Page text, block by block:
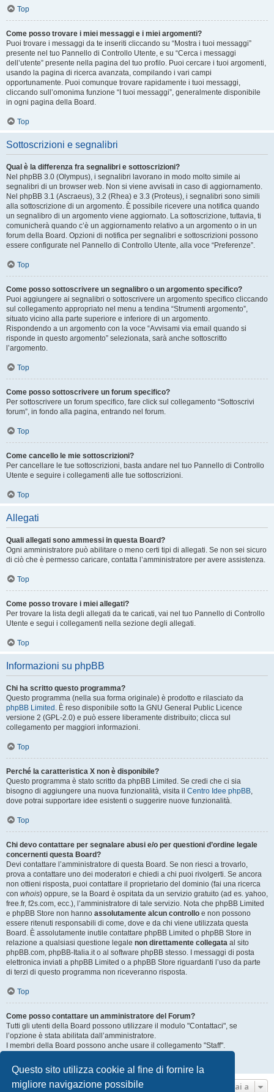
Questo sito utilizza cookie al fine di fornire la
migliore navigazione possibile
Top
Come posso trovare i miei messaggi e i miei argomenti?
Puoi trovare i messaggi da te inseriti cliccando su “Mostra i tuoi messaggi”
presente nel tuo Pannello di Controllo Utente, e su “Cerca i messaggi
dell’utente” presente nella pagina del tuo profilo. Puoi cercare i tuoi argomenti,
usando la pagina di ricerca avanzata, compilando i vari campi
opportunamente. Puoi comunque trovare rapidamente i tuoi messaggi,
cliccando sull’omonima funzione “I tuoi messaggi”, generalmente disponibile
in ogni pagina della Board.
Top
Sottoscrizioni e segnalibri
Qual è la differenza fra segnalibri e sottoscrizioni?
Nel phpBB 3.0 (Olympus), i segnalibri lavorano in modo molto simile ai
segnalibri di un browser web. Non si viene avvisati in caso di aggiornamento.
Nel phpBB 3.1 (Ascraeus), 3.2 (Rhea) e 3.3 (Proteus), i segnalibri sono simili
alla sottoscrizione di un argomento. È possibile ricevere una notifica quando
un segnalibro di un argomento viene aggiornato. La sottoscrizione, tuttavia, ti
comunicherà quando c’è un aggiornamento relativo a un argomento o in un
forum della Board. Opzioni di notifica per segnalibri e sottoscrizioni possono
essere configurate nel Pannello di Controllo Utente, alla voce “Preferenze”.
Top
Come posso sottoscrivere un segnalibro o un argomento specifico?
Puoi aggiungere ai segnalibri o sottoscrivere un argomento specifico cliccando
sul collegamento appropriato nel menu a tendina “Strumenti argomento”,
situato vicino alla parte superiore e inferiore di un argomento.
Rispondendo a un argomento con la voce “Avvisami via email quando si
risponde in questo argomento” selezionata, sarà anche sottoscritto
l’argomento.
Top
Come posso sottoscrivere un forum specifico?
Per sottoscrivere un forum specifico, fare click sul collegamento “Sottoscrivi
forum”, in fondo alla pagina, entrando nel forum.
Top
Come cancello le mie sottoscrizioni?
Per cancellare le tue sottoscrizioni, basta andare nel tuo Pannello di Controllo
Utente e seguire i collegamenti alle tue sottoscrizioni.
Top
Allegati
Quali allegati sono ammessi in questa Board?
Ogni amministratore può abilitare o meno certi tipi di allegati. Se non sei sicuro
di ciò che è permesso caricare, contatta l’amministratore per avere assistenza.
Top
Come posso trovare i miei allegati?
Per trovare la lista degli allegati da te caricati, vai nel tuo Pannello di Controllo
Utente e segui i collegamenti nella sezione degli allegati.
Top
Informazioni su phpBB
Chi ha scritto questo programma?
Questo programma (nella sua forma originale) è prodotto e rilasciato da
phpBB Limited . È reso disponibile sotto la GNU General Public Licence
versione 2 (GPL-2.0) e può essere liberamente distribuito; clicca sul
collegamento per maggiori informazioni.
Top
Perché la caratteristica X non è disponibile?
Questo programma è stato scritto da phpBB Limited. Se credi che ci sia
bisogno di aggiungere una nuova funzionalità, visita il Centro Idee phpBB,
dove potrai supportare idee esistenti o suggerire nuove funzionalità.
Top
Chi devo contattare per segnalare abusi e/o per questioni d’ordine legale
concernenti questa Board?
Devi contattare l’amministratore di questa Board. Se non riesci a trovarlo,
prova a contattare uno dei moderatori e chiedi a chi puoi rivolgerti. Se ancora
non ottieni risposta, puoi contattare il proprietario del dominio (fai una ricerca
con whois) oppure, se la Board è ospitata da un servizio gratuito (ad es. yahoo,
free.fr, f2s.com, ecc.), l’amministratore di tale servizio. Nota che phpBB Limited
e phpBB Store non hanno assolutamente alcun controllo e non possono
essere ritenuti responsabili di come, dove e da chi viene utilizzata questa
Board. È assolutamente inutile contattare phpBB Limited o phpBB Store in
relazione a qualsiasi questione legale non direttamente collegata al sito
phpBB.com, phpBB-Italia.it o al software phpBB stesso. I messaggi di posta
elettronica inviati a phpBB Limited o a phpBB Store riguardanti l’uso da parte
di terzi di questo programma non riceveranno risposta.
Top
Come posso contattare un amministratore del Forum?
Tutti gli utenti della Board possono utilizzare il modulo "Contattaci", se
l’opzione è stata abilitata dall’amministratore.
I membri della Board possono anche usare il collegamento "Staff".
Top
Vai a